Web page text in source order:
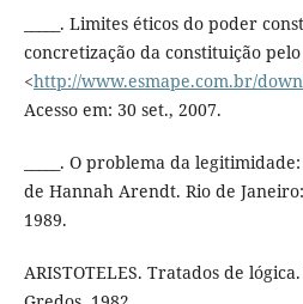
_____. Limites éticos do poder
concretização da constituição
<http://www.esmape.com.br/
Acesso em: 30 set., 2007.
_____. O problema da
de Hannah Arendt. Rio de
1989.
ARISTOTELES. Tratados de